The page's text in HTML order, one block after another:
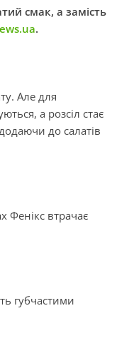
смак, а замість
.
Але для
а розсіл стає
до салатів
Фенікс втрачає
губчастими